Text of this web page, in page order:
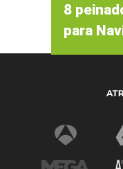
8
para